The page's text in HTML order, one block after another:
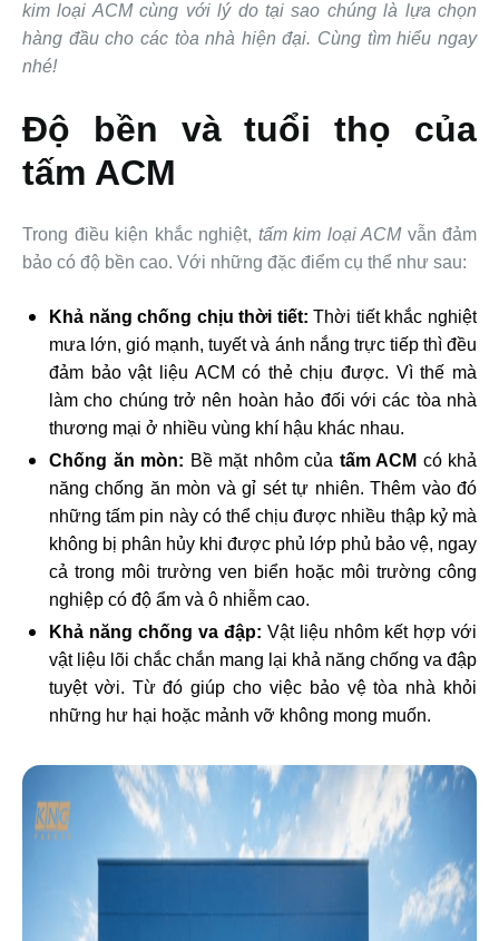
kim loại ACM cùng với lý do tại sao chúng là lựa chọn
hàng đầu cho các tòa nhà hiện đại. Cùng tìm hiểu ngay
nhé!
Độ bền và tuổi thọ của
tấm ACM
Trong điều kiện khắc nghiệt, tấm kim loại ACMvẫn đảm
bảo có độ bền cao. Với những đặc điểm cụ thể như sau:
Khả năng chống chịu thời tiết: Thời tiết khắc nghiệt
mưa lớn, gió mạnh, tuyết và ánh nắng trực tiếp thì đều
đảm bảo vật liệu ACM có thẻ chịu được. Vì thế mà
làm cho chúng trở nên hoàn hảo đối với các tòa nhà
thương mại ở nhiều vùng khí hậu khác nhau.
Chống ăn mòn: Bề mặt nhôm của tấm ACM có khả
năng chống ăn mòn và gỉ sét tự nhiên. Thêm vào đó
những tấm pin này có thể chịu được nhiều thập kỷ mà
không bị phân hủy khi được phủ lớp phủ bảo vệ, ngay
cả trong môi trường ven biển hoặc môi trường công
nghiệp có độ ẩm và ô nhiễm cao.
Khả năng chống va đập: Vật liệu nhôm kết hợp với
vật liệu lõi chắc chắn mang lại khả năng chống va đập
tuyệt vời. Từ đó giúp cho việc bảo vệ tòa nhà khỏi
những hư hại hoặc mảnh vỡ không mong muốn.